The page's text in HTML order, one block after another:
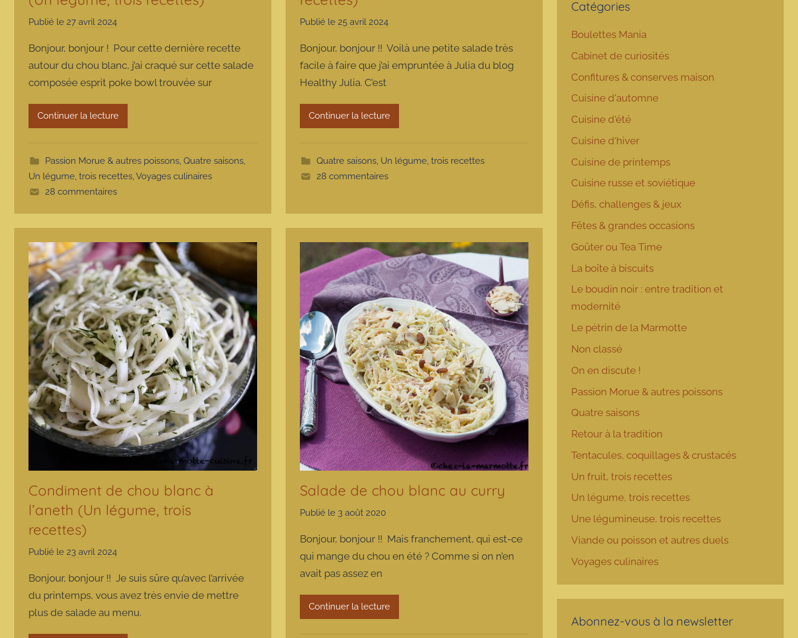
Publié le 27 avril 2024
r
m
a
m
o
t
e
Bonjour, bonjour ! Pour cette dernière recette
autour du chou blanc, j’ai craqué sur cette salade
composée esprit poke bowl trouvée sur
Continuer la lecture
Passion Morue & autres poissons, Quatre saisons,
Un légume, trois recettes,Voyages culinaires
28 commentaires
Publié le25 avril 2024
r
m
m
o
t
Bonjour, bonjour !! Voilà une petite salade très
facile à faire que j’ai empruntée à Julia du blog
Healthy Julia. C’est
Continuer la lecture
Quatre saisons, Un légume, trois recettes
28 commentaires
Condiment de chou blanc à
l’aneth (Un légume, trois
recettes)
Publié le 23 avril 2024
r
m
a
Bonjour, bonjour !! Je suis sûre qu’avec l’arrivée
du printemps, vous avez très envie de mettre
plus de salade au menu.
Salade de chou blanc au curry
Publié le 3 août 2020
r
m
m
o
Bonjour, bonjour !! Mais franchement, qui est-ce
qui mange du chou en été ? Comme si on n’en
avait pas assez en
Continuer la lecture
Catégories
Boulettes Mania
Cabinet de curiosités
Confitures & conserves maison
Cuisine d'automne
Cuisine d'été
Cuisine d'hiver
Cuisine de printemps
Cuisine russe et soviétique
Défis, challenges & jeux
Fêtes & grandes occasions
Goûter ou Tea Time
La boîte à biscuits
Le boudin noir : entre tradition et
modernité
Le pétrin de la Marmotte
Non classé
On en discute !
Passion Morue & autres poissons
Quatre saisons
Retour à la tradition
Tentacules, coquillages & crustacés
Un fruit, trois recettes
Un légume, trois recettes
Une légumineuse, trois recettes
Viande ou poisson et autres duels
Voyages culinaires
Abonnez-vous à la newsletter